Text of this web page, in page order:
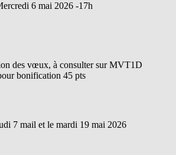
6 mai 2026 -17h
des vœux, à consulter sur MVT1D
bonification 45 pts
7 mail et le mardi 19 mai 2026